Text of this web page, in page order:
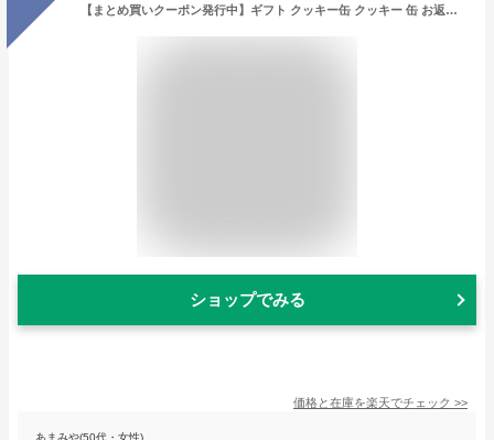
【まとめ買いクーポン発行中】ギフト クッキー缶 クッキー 缶 お返し プチギフト かわいい おしゃれ 洋菓子 詰め合わせ プルミエール お菓子のギフト缶 チョコレート ★4個以上で送料無料★ お菓子 サブレ 缶入り ギフト バレンタイン 退職 異動 ウエディング 年賀
ショップでみる
価格と在庫を楽天でチェック >>
あまみや(50代・女性)